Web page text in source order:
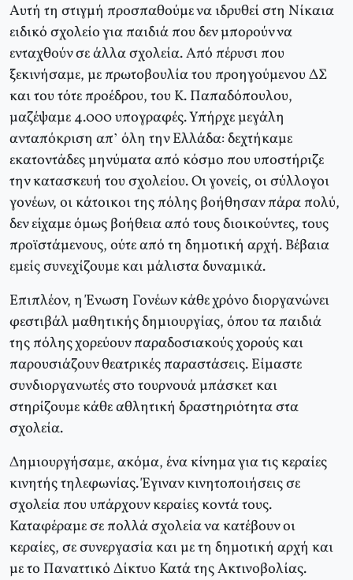
Αυτή τη στιγμή προσπαθούμε να ιδρυθεί στη Νίκαια
ειδικό σχολείο για παιδιά που δεν μπορούν να
ενταχθούν σε άλλα σχολεία. Από πέρυσι που
ξεκινήσαμε, με πρωτοβουλία του προηγούμενου ΔΣ
και του τότε προέδρου, του Κ. Παπαδόπουλου,
μαζέψαμε 4.000 υπογραφές. Υπήρχε μεγάλη
ανταπόκριση απ’ όλη την Ελλάδα: δεχτήκαμε
εκατοντάδες μηνύματα από κόσμο που υποστήριζε
την κατασκευή του σχολείου. Οι γονείς, οι σύλλογοι
γονέων, οι κάτοικοι της πόλης βοήθησαν πάρα πολύ,
δεν είχαμε όμως βοήθεια από τους διοικούντες, τους
προϊστάμενους, ούτε από τη δημοτική αρχή. Βέβαια
εμείς συνεχίζουμε και μάλιστα δυναμικά.
Επιπλέον, η Ένωση Γονέων κάθε χρόνο διοργανώνει
φεστιβάλ μαθητικής δημιουργίας, όπου τα παιδιά
της πόλης χορεύουν παραδοσιακούς χορούς και
παρουσιάζουν θεατρικές παραστάσεις. Είμαστε
συνδιοργανωτές στο τουρνουά μπάσκετ και
στηρίζουμε κάθε αθλητική δραστηριότητα στα
σχολεία.
Δημιουργήσαμε, ακόμα, ένα κίνημα για τις κεραίες
κινητής τηλεφωνίας. Έγιναν κινητοποιήσεις σε
σχολεία που υπάρχουν κεραίες κοντά τους.
Καταφέραμε σε πολλά σχολεία να κατέβουν οι
κεραίες, σε συνεργασία και με τη δημοτική αρχή και
με το Παναττικό Δίκτυο Κατά της Ακτινοβολίας.